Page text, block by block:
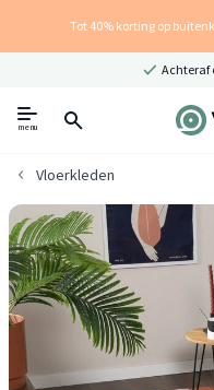
Tot 40% korting op
Achteraf
menu
Vloerkleden